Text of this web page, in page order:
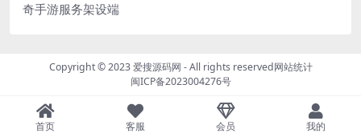
奇手游服务架设端
Copyright © 2023爱搜源码网 - All rights reserved网站统计
闽ICP备2023004276号
首页 客服 会员 我的